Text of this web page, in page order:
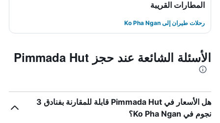
المطارات القريبة
رحلات طيران إلى Ko Pha Ngan
الأسئلة الشائعة عند حجز Pimmada Hut
هل الأسعار في Pimmada Hut قابلة للمقارنة بفنادق 3
نجوم في Ko Pha Ngan؟